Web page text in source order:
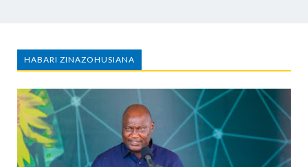
HABARI ZINAZOHUSIANA